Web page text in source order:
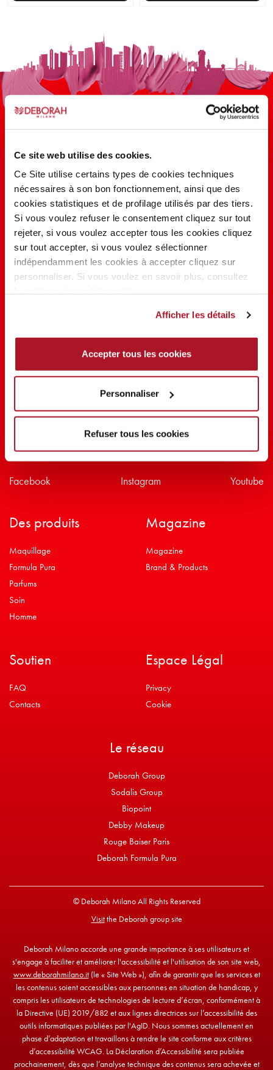
Ce site web utilise des cookies.
Ce Site utilise certains types de cookies techniques
nécessaires à son bon fonctionnement, ainsi que des
cookies statistiques et de profilage utilisés par des tiers.
Si vous voulez refuser le consentement cliquez sur tout
rejeter, si vous voulez accepter tous les cookies cliquez
sur tout accepter, si vous voulez sélectionner
indépendamment les cookies à accepter cliquez sur
personnaliser. Si vous voulez en savoir plus, consultez
Afficher les détails
Accepter tous les cookies
Personnaliser
Refuser tous les cookies
plusieurs
variations.
Les
options
sur
page
du
produit
100 ANS D’INNOVATION, DE
RECHERCHE, DE COULEUR
EN SAVOIR PLUS
PARTAGER LA BEAUTÉ #EVERYDAYDIVA
Suivez-nous sur
Facebook Instagram Youtube
Des produits
Maquillage
Formula Pura
Parfums
Soin
Homme
Magazine
Magazine
Brand & Products
Soutien
FAQ
Contacts
Espace Légal
Privacy
Cookie
Le réseau
Deborah Group
Sodalis Group
Biopoint
Debby Makeup
Rouge Baiser Paris
Deborah Formula Pura
© Deborah Milano All Rights Reserved
Visitthe Deborah group site
Deborah Milano accorde une grande importance à ses utilisateurs et
s'engage à faciliter et améliorer l'accessibilité et l'utilisation de son site web,
www.deborahmilano.it(le « Site Web »), afin de garantir que les services et
les contenus soient accessibles aux personnes en situation de handicap, y
compris les utilisateurs de technologies de lecture d’écran, conformément à
la Directive (UE) 2019/882 et aux lignes directrices sur l’accessibilité des
outils informatiques publiées par l'AgID. Nous sommes actuellement en
phase d’adaptation et travaillons à rendre le site conforme aux critères
d’accessibilité WCAG. La Déclaration d’Accessibilité sera publiée
prochainement, dès que l’analyse technique des contenus sera achevée et